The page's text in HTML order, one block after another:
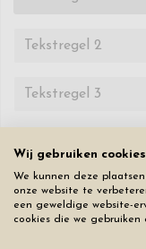
Wij gebruiken cookies
We kunnen deze
onze website te
een geweldige website-
cookies die we